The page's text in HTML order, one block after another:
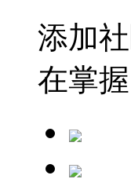
添加
在掌握